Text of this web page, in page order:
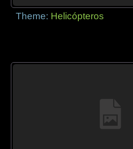
Theme: Helicópteros